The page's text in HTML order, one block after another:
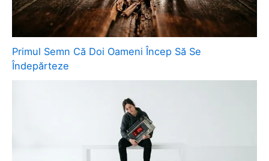
Primul Semn Că Doi Oameni Încep Să Se
Îndepărteze